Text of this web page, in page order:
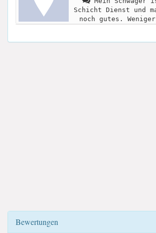
Schicht Dienst und
noch gutes.
Bewertungen